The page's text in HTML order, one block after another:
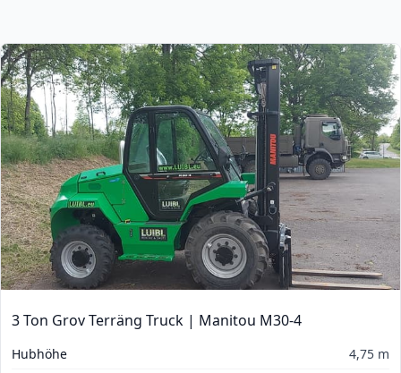
3 Ton Grov Terräng Truck | Manitou M30-4
Hubhöhe
4,75 m